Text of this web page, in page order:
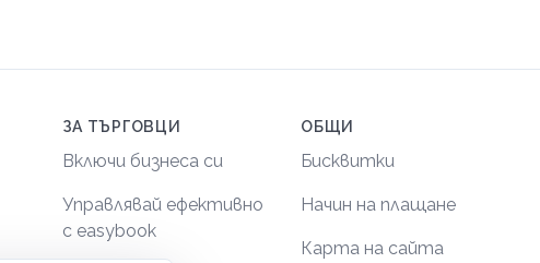
ЗА ТЪРГОВЦИ
Включи бизнеса си
Управлявай ефективно
с easybook
ОБЩИ
Бисквитки
Начин на плащане
Карта на сайта